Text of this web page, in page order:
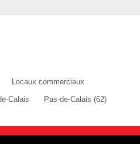
Locaux commerciaux
Calais
Pas-de-Calais (62)